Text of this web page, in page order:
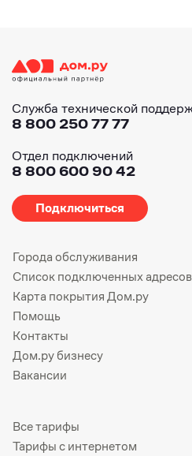
Служба технической
8 800 250 77 77
Отдел подключений
8 800 600 90 42
Подключиться
Города обслуживания
Список подключенных адресов
Карта покрытия Дом.ру
Помощь
Контакты
Дом.ру бизнесу
Вакансии
Все тарифы
Тарифы с интернетом